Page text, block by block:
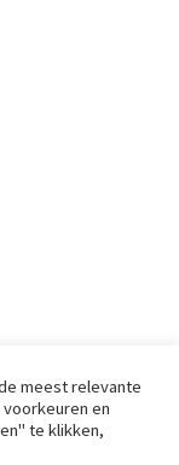
meest relevante
en
te klikken,